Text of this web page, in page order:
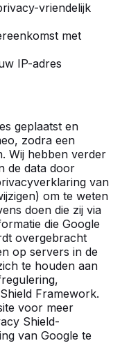
vriendelijk
met
IP-adres
geplaatst en
zodra een
Wij hebben verder
de data door
van
om te weten
doen die zij via
die Google
overgebracht
op servers in de
te houden aan
Framework.
voor meer
Shield-
van Google te
Voetvolleybal is een
van tafeltennis en
op een schoolplein,
openbare ruimte.
en